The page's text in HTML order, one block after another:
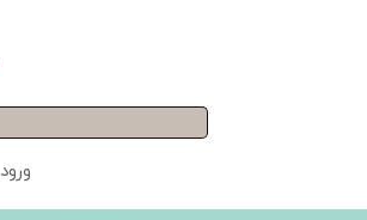
ورود
خروج از حساب کاربری